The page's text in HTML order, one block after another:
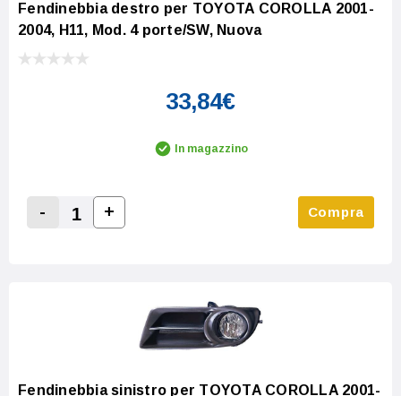
Fendinebbia destro per TOYOTA COROLLA 2001-
2004, H11, Mod. 4 porte/SW, Nuova
33,84€
In magazzino
Decrease Quantity:
-
Increase Quantity:
+ Compra
Fendinebbia sinistro per TOYOTA COROLLA 2001-